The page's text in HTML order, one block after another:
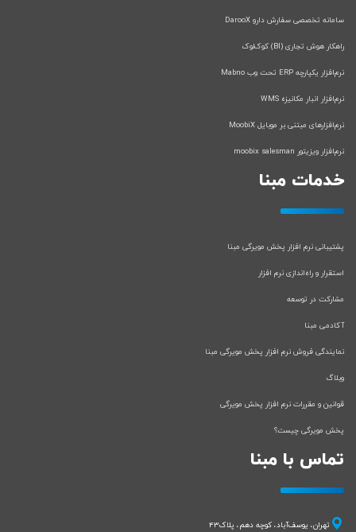
سامانه تخصصی سفارش دارو DarooX
راهکار هوش تجاری (BI) کوک‌لوک
نرم‌افزار یکپارچه ERP تحت وب Mabno
نرم‌افزار انبار مکانیزه WMS
نرم‌افزارهای مبتنی بر موبایل MoobiX
نرم‌افزار ویزیتور moobix salesman
خدمات مبنا
پشتیبانی نرم افزار پخش مویرگی مبنا
استقرار و راه‌اندازی نرم افزار
مشارکت در توسعه
آکادمی مبنا
نمایندگی فروش نرم افزار پخش مویرگی مبنا
وبلاگ
قوانین و مقررات نرم افزار پخش مویرگی
پخش مویرگی چیست؟
تماس با مبنا
تهران، یوسف‌آباد، کوچه دهم، پلاک43